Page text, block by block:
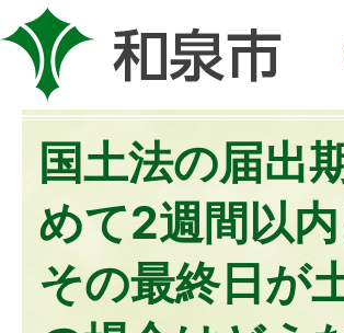
国土法の届出
めて2週間以
その最終日が